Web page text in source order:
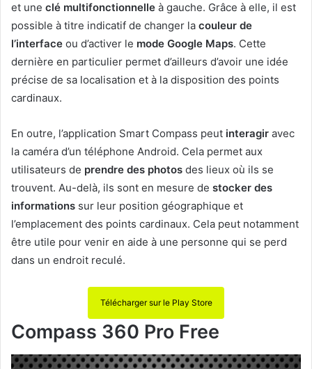
et une clé multifonctionnelle à gauche. Grâce à elle, il est
possible à titre indicatif de changer la couleur de
l’interface ou d’activer le mode Google Maps. Cette
dernière en particulier permet d’ailleurs d’avoir une idée
précise de sa localisation et à la disposition des points
cardinaux.
En outre, l’application Smart Compass peut interagir avec
la caméra d’un téléphone Android. Cela permet aux
utilisateurs de prendre des photos des lieux où ils se
trouvent. Au-delà, ils sont en mesure de stocker des
informations sur leur position géographique et
l’emplacement des points cardinaux. Cela peut notamment
être utile pour venir en aide à une personne qui se perd
dans un endroit reculé.
Télécharger sur le Play Store
Compass 360 Pro Free